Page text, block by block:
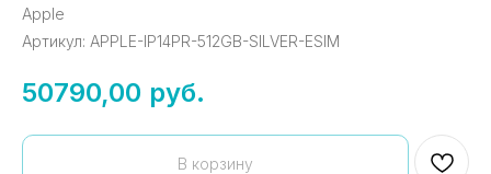
Apple
Артикул: APPLE-IP14PR-512GB-SILVER-ESIM
50790,00 руб.
В корзину